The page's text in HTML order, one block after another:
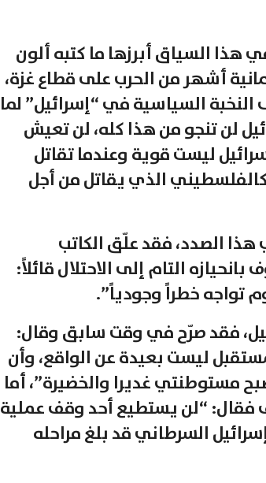
السياق أبرزها ما كتبه ألون
أشهر من الحرب على قطاع غزة،
السياسية في “إسرائيل” لما
لن تنجو من هذا كله، لن تعيش
ليست قوية وعندما تقاتل
الذي يقاتل من أجل
الصدد، فقد علّق الكاتب
التام إلى الاحتلال قائلاً:
تواجه خطراً وجودياً”.
فقد صرّح في وقت سابق وقال:
ليست بعيدة عن الواقع، وأن
مستوطنتي غديرا والخضيرة”، أما
“لن يستطيع أحد وقف عملية
السرطاني قد بلغ مراحله